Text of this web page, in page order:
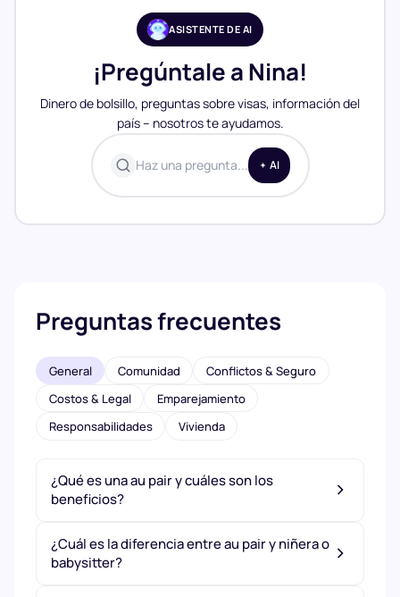
ASISTENTE DE AI
¡Pregúntale a Nina!
Dinero de bolsillo, preguntas sobre visas, información del
país – nosotros te ayudamos.
Haz una pregunta... AI
Preguntas frecuentes
General Comunidad
Conflictos & Seguro
Costos & Legal
Emparejamiento
Responsabilidades
Vivienda
¿Qué es una au pair y cuáles son los
beneficios?
¿Cuál es la diferencia entre au pair y niñera o
babysitter?